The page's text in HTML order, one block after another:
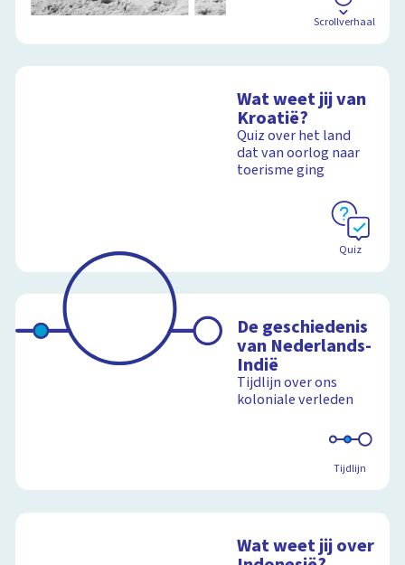
Scrollverhaal
Wat weet jij van
Kroatië?
Quiz over het land
dat van oorlog naar
toerisme ging
Quiz
De geschiedenis
van Nederlands-
Indië
Tijdlijn over ons
koloniale verleden
Tijdlijn
Wat weet jij over